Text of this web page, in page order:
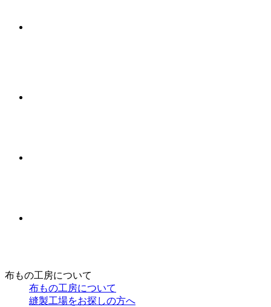
布もの工房について
布もの工房について
縫製工場をお探しの方へ